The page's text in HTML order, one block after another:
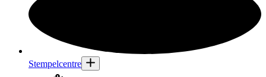
Stempelcentre